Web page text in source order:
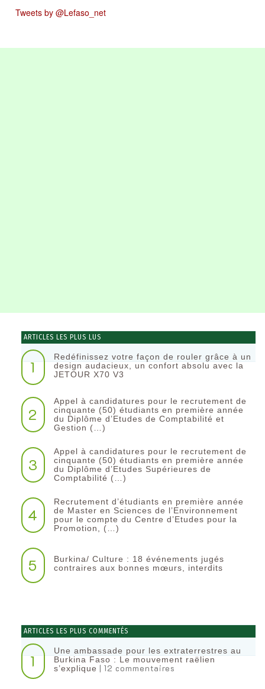
Tweets by @Lefaso_net
ARTICLES LES PLUS LUS
1
Redéfinissez votre façon de rouler grâce à un
design audacieux, un confort absolu avec la
JETOUR X70 V3
2
Appel à candidatures pour le recrutement de
cinquante (50) étudiants en première année
du Diplôme d’Etudes de Comptabilité et
Gestion (…)
3
Appel à candidatures pour le recrutement de
cinquante (50) étudiants en première année
du Diplôme d’Etudes Supérieures de
Comptabilité (…)
4
Recrutement d’étudiants en première année
de Master en Sciences de l’Environnement
pour le compte du Centre d’Etudes pour la
Promotion, (…)
5
Burkina/ Culture : 18 événements jugés
contraires aux bonnes mœurs, interdits
ARTICLES LES PLUS COMMENTÉS
1
Une ambassade pour les extraterrestres au
Burkina Faso : Le mouvement raëlien
s’explique | 12 commentaires